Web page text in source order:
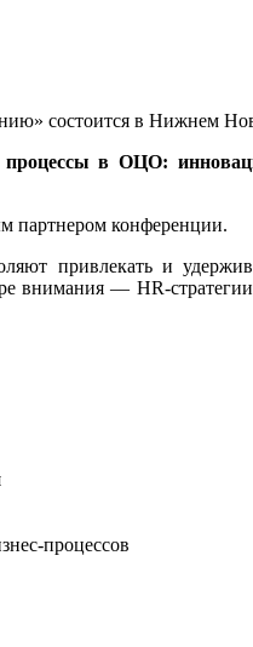
в ОЦО:
партнером конференции.
привлекать и
— HR-
процессов